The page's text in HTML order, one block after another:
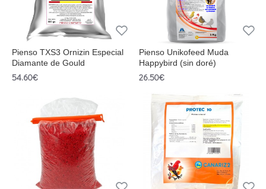
Pienso TXS3 Ornizin Especial
Diamante de Gould
54.60€
Pienso Unikofeed Muda
Happybird (sin doré)
26.50€